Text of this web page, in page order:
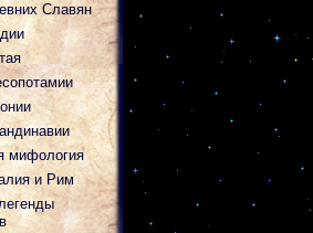
Славян
мифология
и Рим